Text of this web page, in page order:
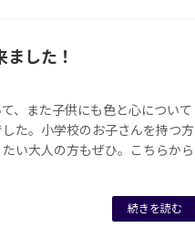
した！
、また子供にも色と心について
た。小学校のお子さんを持つ方
い大人の方もぜひ。こちらから
続きを読む